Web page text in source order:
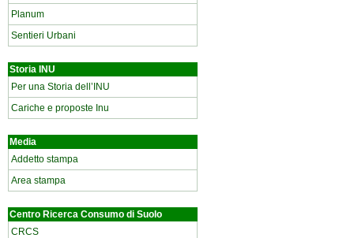
Planum
Sentieri Urbani
Storia INU
Per una Storia dell’INU
Cariche e proposte Inu
Media
Addetto stampa
Area stampa
Centro Ricerca Consumo di Suolo
CRCS